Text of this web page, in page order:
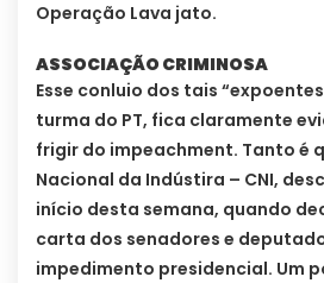
Operação Lava jato.
ASSOCIAÇÃO CRIMINOSA
Esse conluio dos tais
turma do PT, fica claramente
frigir do impeachment. Tanto é
Nacional da Indústira – CNI,
início desta semana, quando
carta dos senadores e
impedimento presidencial. Um